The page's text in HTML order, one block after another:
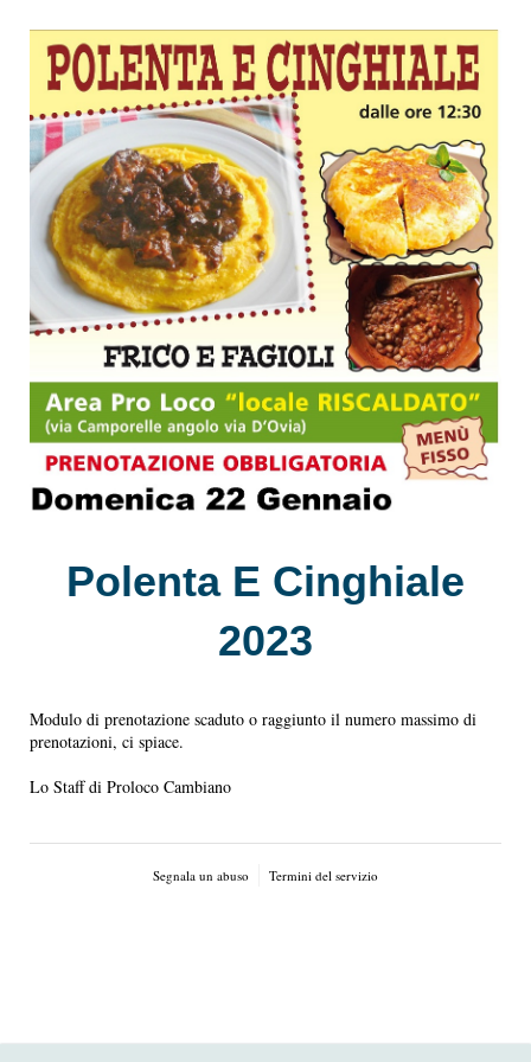
Polenta E Cinghiale
2023
Modulo di prenotazione scaduto o raggiunto il numero massimo di
prenotazioni, ci spiace.
Lo Staff di Proloco Cambiano
Segnala un abuso Termini del servizio